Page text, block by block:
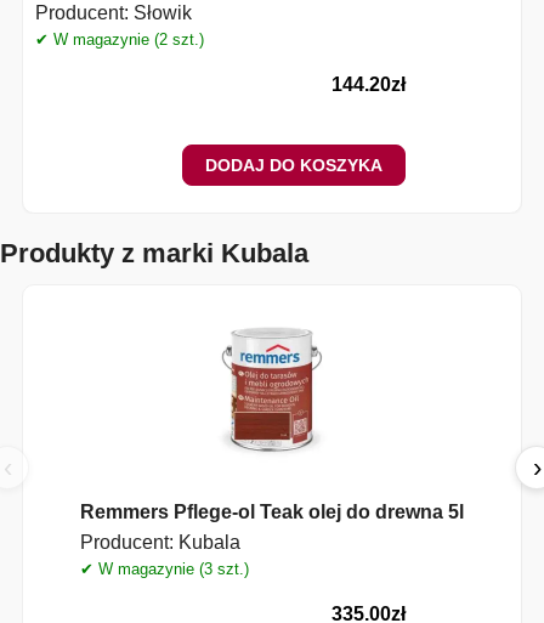
Producent: Słowik
✔ W magazynie (2 szt.)
144.20zł
DODAJ DO KOSZYKA
Produkty z marki Kubala
‹
Remmers Pflege-ol Teak olej do drewna 5l
Producent: Kubala
✔ W magazynie (3 szt.)
335.00zł
›